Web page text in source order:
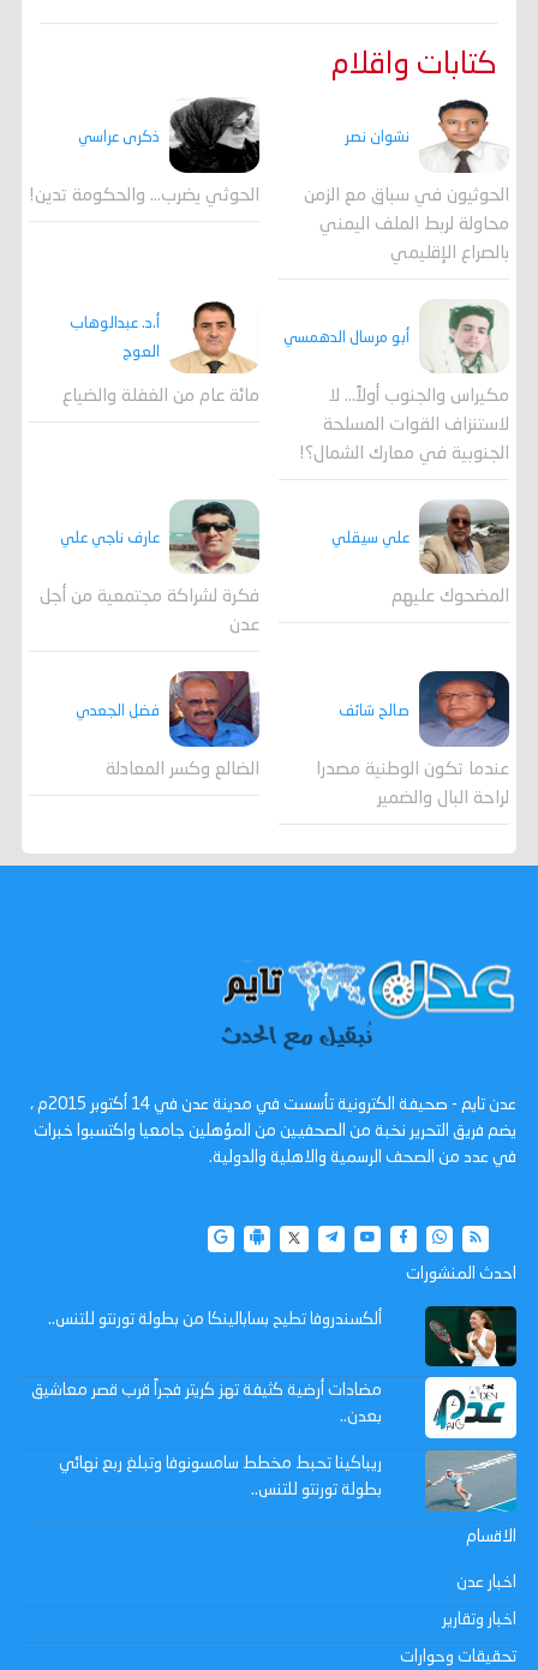
كتابات واقلام
نشوان نصر
الحوثيون في سباق مع الزمن
محاولة لربط الملف اليمني
بالصراع الإقليمي
ذكرى عراسي
الحوثي يضرب… والحكومة تدين!
أبو مرسال الدهمسي
مكيراس والجنوب أولاً... لا
لاستنزاف القوات المسلحة
الجنوبية في معارك الشمال؟!
أ.د. عبدالوهاب
العوج
مائة عام من الغفلة والضياع
علي سيقلي
المضحوك عليهم
عارف ناجي علي
فكرة لشراكة مجتمعية من أجل
عدن
صالح شائف
عندما تكون الوطنية مصدرا
لراحة البال والضمير
فضل الجعدي
الضالع وكسر المعادلة
عدن تايم - صحيفة الكترونية تأسست في مدينة عدن في 14 أكتوبر 2015م ،
يضم فريق التحرير نخبة من الصحفيين من المؤهلين جامعيا واكتسبوا خبرات
في عدد من الصحف الرسمية والاهلية والدولية.
احدث المنشورات
ألكسندروفا تطيح بسابالينكا من بطولة تورنتو للتنس..
مضادات أرضية كثيفة تهز كريتر فجراً قرب قصر معاشيق
بعدن..
ريباكينا تحبط مخطط سامسونوفا وتبلغ ربع نهائي
بطولة تورنتو للتنس..
الاقسام
اخبار عدن
اخبار وتقارير
تحقيقات وحوارات